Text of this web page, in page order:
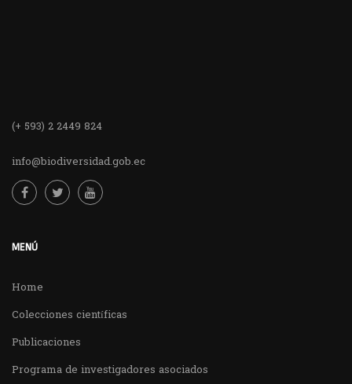
(+ 593) 2 2449 824
info@biodiversidad.gob.ec
MENÚ
Home
Colecciones científicas
Publicaciones
Programa de investigadores asociados